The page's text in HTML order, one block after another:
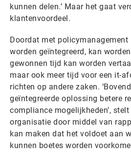
kunnen delen.’ Maar het gaat
klantenvoordeel.
Doordat met policymanagement
worden geïntegreerd, kan
gewonnen tijd kan worden
maar ook meer tijd voor een it-
richten op andere zaken.
geïntegreerde oplossing betere
compliance mogelijkheden’, stelt
organisatie door middel van
kan maken dat het voldoet aan
kunnen boetes worden